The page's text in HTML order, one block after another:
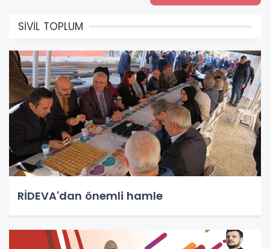
SİVİL TOPLUM
RİDEVA'dan önemli hamle